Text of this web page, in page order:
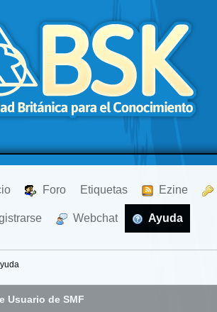
Foro Etiquetas Ezine
Webchat Ayuda
Usuario de SMF